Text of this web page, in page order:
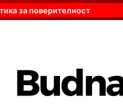
за поверителност